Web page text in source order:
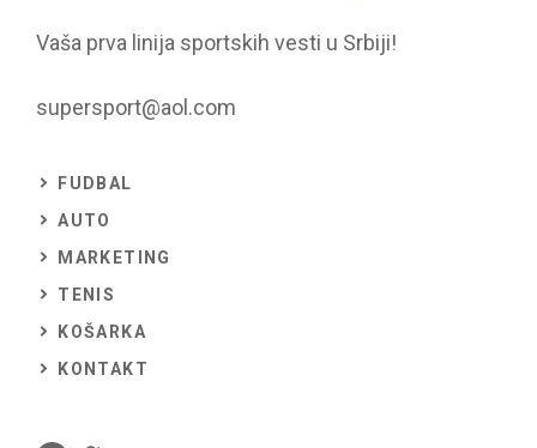
Vaša prva linija sportskih vesti u Srbiji!
supersport@aol.com
FUDBAL
AUTO
MARKETING
TENIS
KOŠARKA
KONTAKT